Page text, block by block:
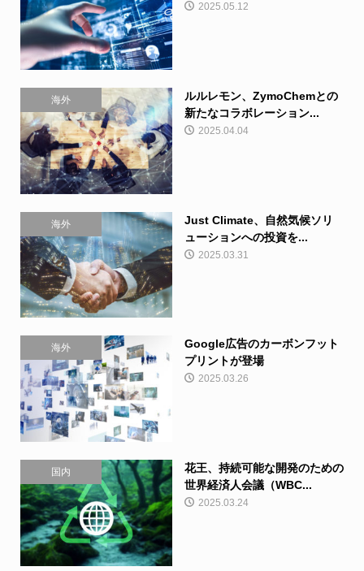
2025.05.12
海外
ルルレモン、ZymoChemとの
新たなコラボレーション...
2025.04.04
海外
Just Climate、自然気候ソリ
ューションへの投資を...
2025.03.31
海外
Google広告のカーボンフット
プリントが登場
2025.03.26
国内
花王、持続可能な開発のための
世界経済人会議（WBC...
2025.03.24